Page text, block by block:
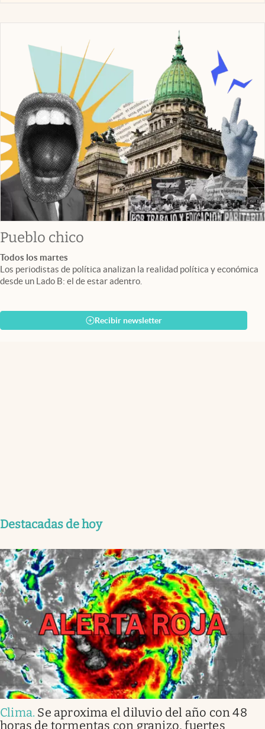
Pueblo chico
Todos los martes
Los periodistas de política analizan la realidad política y económica
desde un Lado B: el de estar adentro.
Recibir newsletter
Destacadas de hoy
Clima. Se aproxima el diluvio del año con 48
horas de tormentas con granizo, fuertes